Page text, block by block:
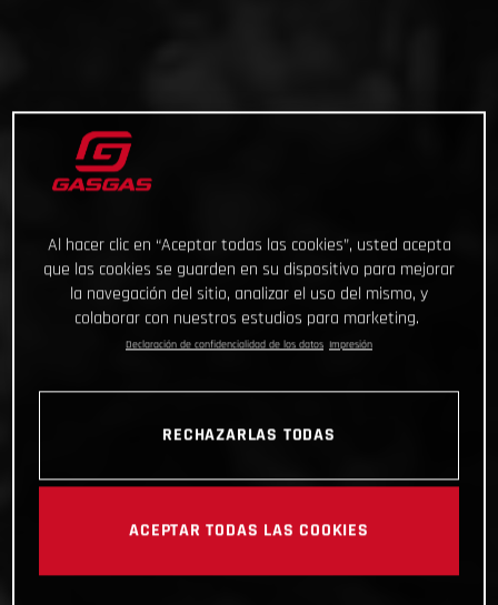
Al hacer clic en “Aceptar todas las cookies”, usted acepta
que las cookies se guarden en su dispositivo para mejorar
la navegación del sitio, analizar el uso del mismo, y
colaborar con nuestros estudios para marketing.
Declaración de confidencialidad de los datos Impresión
RECHAZARLAS TODAS
ACEPTAR TODAS LAS COOKIES